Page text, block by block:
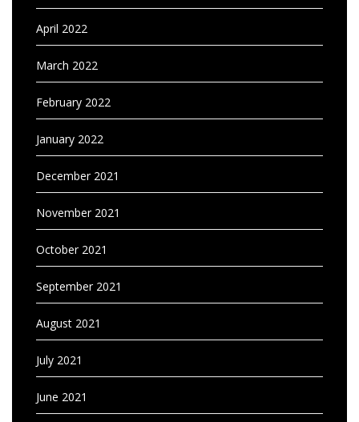
April 2022
March 2022
February 2022
January 2022
December 2021
November 2021
October 2021
September 2021
August 2021
July 2021
June 2021